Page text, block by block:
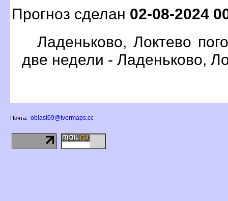
Прогноз сделан 02-08-2024
Ладеньково, Локтево
две недели - Ладеньково,
Почта: oblast69@tvermaps.cc